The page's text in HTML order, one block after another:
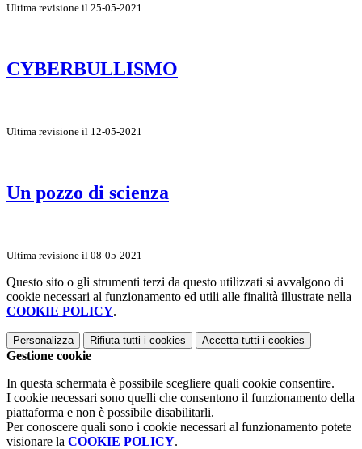
Ultima revisione il 25-05-2021
CYBERBULLISMO
Ultima revisione il 12-05-2021
Un pozzo di scienza
Ultima revisione il 08-05-2021
Questo sito o gli strumenti terzi da questo utilizzati si avvalgono di
cookie necessari al funzionamento ed utili alle finalità illustrate nella
COOKIE POLICY.
Personalizza Rifiuta tutti i cookies Accetta tutti i cookies
Gestione cookie
In questa schermata è possibile scegliere quali cookie consentire.
I cookie necessari sono quelli che consentono il funzionamento della
piattaforma e non è possibile disabilitarli.
Per conoscere quali sono i cookie necessari al funzionamento potete
visionare la COOKIE POLICY.